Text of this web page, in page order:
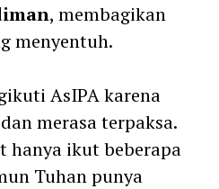
, membagikan
menyentuh.
AsIPA karena
merasa terpaksa.
hanya ikut beberapa
Tuhan punya